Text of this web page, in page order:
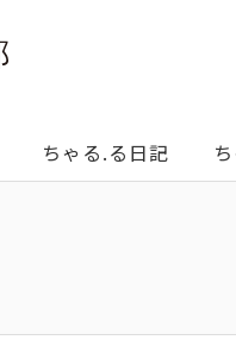
ちゃる.る日記